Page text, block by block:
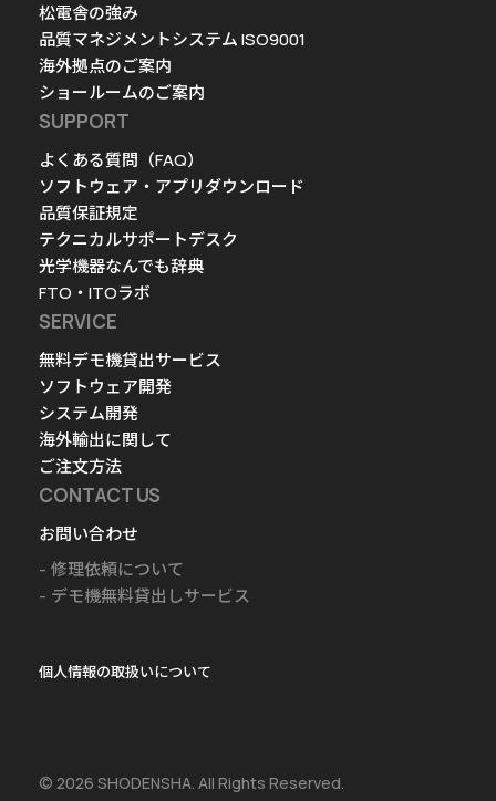
松電舎の強み
品質マネジメントシステム ISO9001
海外拠点のご案内
ショールームのご案内
SUPPORT
よくある質問（FAQ）
ソフトウェア・アプリダウンロード
品質保証規定
テクニカルサポートデスク
光学機器なんでも辞典
FTO・ITOラボ
SERVICE
無料デモ機貸出サービス
ソフトウェア開発
システム開発
海外輸出に関して
ご注文方法
CONTACT US
お問い合わせ
修理依頼について
デモ機無料貸出しサービス
個人情報の取扱いについて
© 2026 SHODENSHA. All Rights Reserved.